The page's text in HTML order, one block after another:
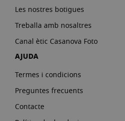
Les nostres botigues
Treballa amb nosaltres
Canal ètic Casanova Foto
AJUDA
Termes i condicions
Preguntes frecuents
Contacte